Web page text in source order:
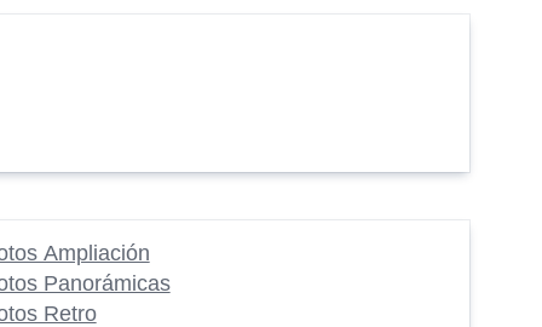
Ampliación
Panorámicas
Retro